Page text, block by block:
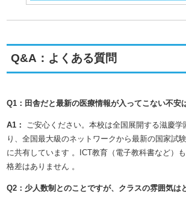
Q&A：よくある質問
Q1：田舎だと最新の医療情報が入ってこない不安
A1：
ご安心ください。本校は全国展開する滋慶学
り、全国最大級のネットワークから最新の国家試
に共有しています 。ICT教育（電子教科書など）
格差はありません 。
Q2：少人数制とのことですが、クラスの雰囲気は